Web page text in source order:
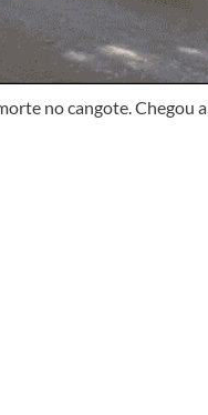
no cangote. Chegou